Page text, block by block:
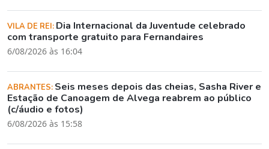
VILA DE REI: Dia Internacional da Juventude celebrado
com transporte gratuito para Fernandaires
6/08/2026 às 16:04
ABRANTES: Seis meses depois das cheias, Sasha River e
Estação de Canoagem de Alvega reabrem ao público
(c/áudio e fotos)
6/08/2026 às 15:58